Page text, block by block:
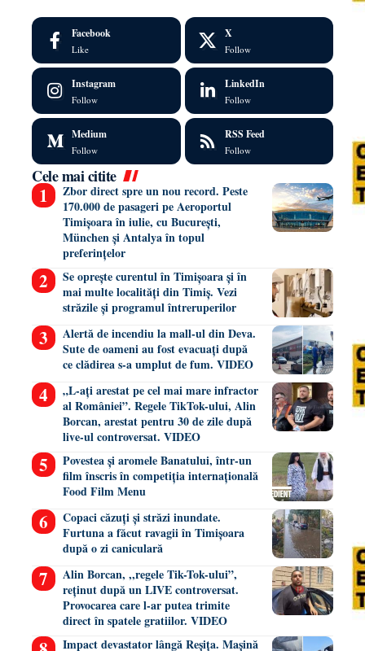
Facebook
Like
X
Follow
Instagram
Follow
LinkedIn
Follow
Medium
Follow
RSS Feed
Follow
Cele mai citite
Zbor direct spre un nou record. Peste
170.000 de pasageri pe Aeroportul
Timișoara în iulie, cu București,
München și Antalya în topul
preferințelor
Se oprește curentul în Timișoara și în
mai multe localități din Timiș. Vezi
străzile și programul întreruperilor
Alertă de incendiu la mall-ul din Deva.
Sute de oameni au fost evacuați după
ce clădirea s-a umplut de fum. VIDEO
„L-ați arestat pe cel mai mare infractor
al României”. Regele TikTok-ului, Alin
Borcan, arestat pentru 30 de zile după
live-ul controversat. VIDEO
Povestea și aromele Banatului, într-un
film înscris în competiția internațională
Food Film Menu
Copaci căzuți și străzi inundate.
Furtuna a făcut ravagii în Timișoara
după o zi caniculară
Alin Borcan, ,,regele Tik-Tok-ului”,
reținut după un LIVE controversat.
Provocarea care l-ar putea trimite
direct în spatele gratiilor. VIDEO
Impact devastator lângă Reșița. Mașină